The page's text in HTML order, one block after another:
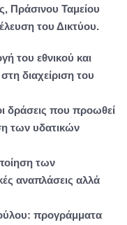
Ταμείου
του Δικτύου.
του εθνικού και
διαχείριση του
δράσεις που προωθεί
των υδατικών
των
αναπλάσεις αλλά
προγράμματα